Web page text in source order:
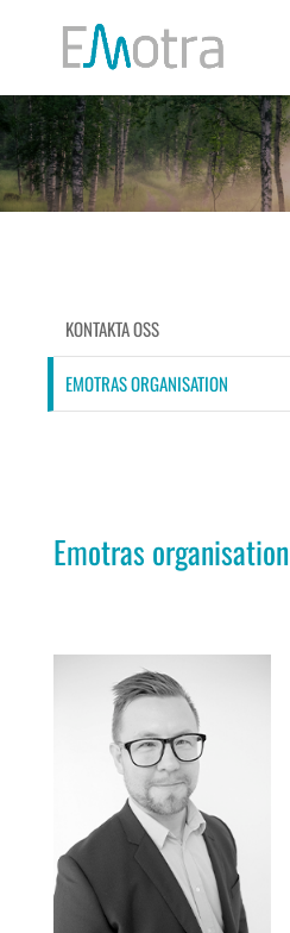
KONTAKTA OSS
EMOTRAS ORGANISATION
Emotras organisation